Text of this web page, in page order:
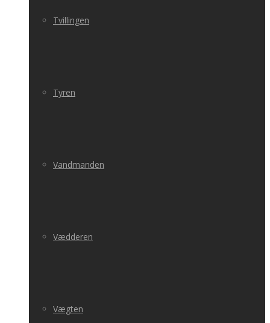
Tvillingen
Tyren
Vandmanden
Vædderen
Vægten